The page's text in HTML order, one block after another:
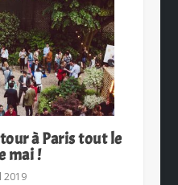
à Paris tout le
mai !
2019